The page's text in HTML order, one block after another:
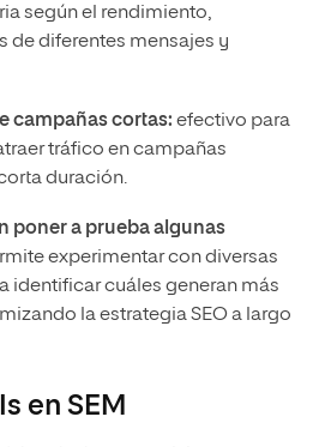
según el rendimiento,
de diferentes mensajes y
campañas cortas: efectivo para
tráfico en campañas
duración.
poner a prueba algunas
experimentar con diversas
identificar cuáles generan más
la estrategia SEO a largo
en SEM